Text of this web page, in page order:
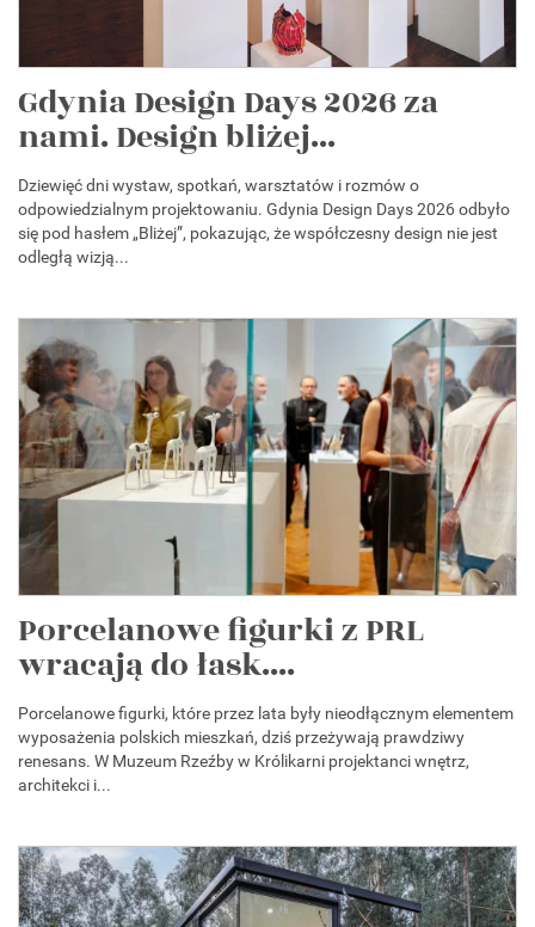
Gdynia Design Days 2026 za
nami. Design bliżej...
Dziewięć dni wystaw, spotkań, warsztatów i rozmów o
odpowiedzialnym projektowaniu. Gdynia Design Days 2026 odbyło
się pod hasłem „Bliżej”, pokazując, że współczesny design nie jest
odległą wizją...
Porcelanowe figurki z PRL
wracają do łask....
Porcelanowe figurki, które przez lata były nieodłącznym elementem
wyposażenia polskich mieszkań, dziś przeżywają prawdziwy
renesans. W Muzeum Rzeźby w Królikarni projektanci wnętrz,
architekci i...